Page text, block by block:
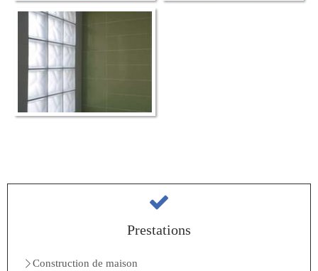
Prestations
Construction de maison